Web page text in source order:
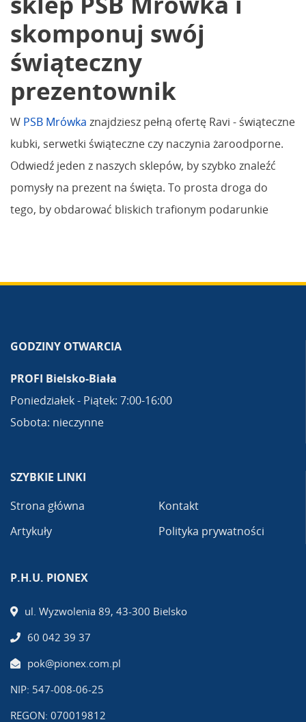
skomponuj swój
świąteczny
prezentownik
W PSB Mrówka znajdziesz pełną ofertę Ravi - świąteczne
kubki, serwetki świąteczne czy naczynia żaroodporne.
Odwiedź jeden z naszych sklepów, by szybko znaleźć
pomysły na prezent na święta. To prosta droga do
tego, by obdarować bliskich trafionym podarunkie
GODZINY OTWARCIA
PROFI Bielsko-Biała
Poniedziałek - Piątek: 7:00-16:00
Sobota: nieczynne
SZYBKIE LINKI
Strona główna
Artykuły
Kontakt
Polityka prywatności
P.H.U. PIONEX
ul. Wyzwolenia 89, 43-300 Bielsko
60 042 39 37
pok@pionex.com.pl
NIP: 547-008-06-25
REGON: 070019812